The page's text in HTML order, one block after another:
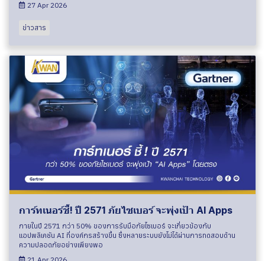
27 Apr 2026
ข่าวสาร
การ์ทเนอร์ชี้! ปี 2571 ภัยไซเบอร์ จะพุ่งเป้า AI Apps
ภายในปี 2571 กว่า 50% ของการรับมือภัยไซเบอร์ จะเกี่ยวข้องกับ
แอปพลิเคชัน AI ที่องค์กรสร้างขึ้น ซึ่งหลายระบบยังไม่ได้ผ่านการทดสอบด้าน
ความปลอดภัยอย่างเพียงพอ